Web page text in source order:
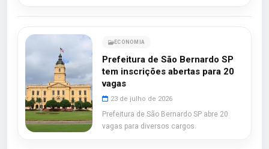
ECONOMIA
Prefeitura de São Bernardo SP
tem inscrições abertas para 20
vagas
23 de julho de 2026
Prefeitura de São Bernardo SP abre 20
vagas para diversos cargos.